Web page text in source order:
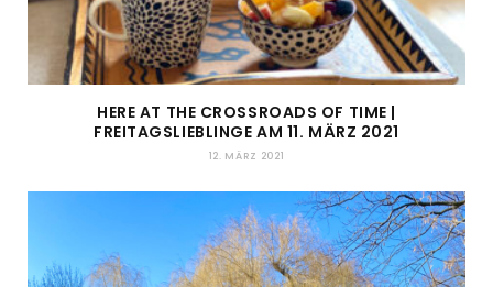
HERE AT THE CROSSROADS OF TIME |
FREITAGSLIEBLINGE AM 11. MÄRZ 2021
12. MÄRZ 2021